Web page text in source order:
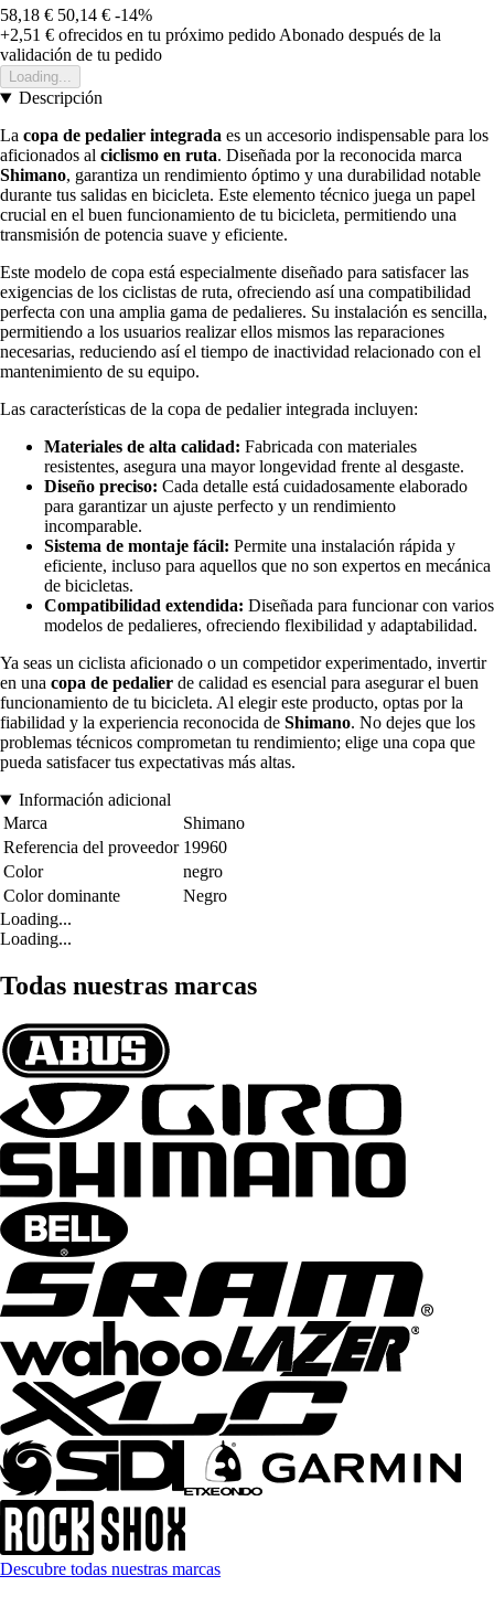
58,18 € 50,14 € -14%
+2,51 € ofrecidos en tu próximo pedido Abonado después de la
validación de tu pedido
Loading...
Descripción
La copa de pedalier integrada es un accesorio indispensable para los
aficionados al ciclismo en ruta. Diseñada por la reconocida marca
Shimano, garantiza un rendimiento óptimo y una durabilidad notable
durante tus salidas en bicicleta. Este elemento técnico juega un papel
crucial en el buen funcionamiento de tu bicicleta, permitiendo una
transmisión de potencia suave y eficiente.
Este modelo de copa está especialmente diseñado para satisfacer las
exigencias de los ciclistas de ruta, ofreciendo así una compatibilidad
perfecta con una amplia gama de pedalieres. Su instalación es sencilla,
permitiendo a los usuarios realizar ellos mismos las reparaciones
necesarias, reduciendo así el tiempo de inactividad relacionado con el
mantenimiento de su equipo.
Las características de la copa de pedalier integrada incluyen:
Materiales de alta calidad: Fabricada con materiales
resistentes, asegura una mayor longevidad frente al desgaste.
Diseño preciso: Cada detalle está cuidadosamente elaborado
para garantizar un ajuste perfecto y un rendimiento
incomparable.
Sistema de montaje fácil: Permite una instalación rápida y
eficiente, incluso para aquellos que no son expertos en mecánica
de bicicletas.
Compatibilidad extendida: Diseñada para funcionar con varios
modelos de pedalieres, ofreciendo flexibilidad y adaptabilidad.
Ya seas un ciclista aficionado o un competidor experimentado, invertir
en una copa de pedalier de calidad es esencial para asegurar el buen
funcionamiento de tu bicicleta. Al elegir este producto, optas por la
fiabilidad y la experiencia reconocida de Shimano. No dejes que los
problemas técnicos comprometan tu rendimiento; elige una copa que
pueda satisfacer tus expectativas más altas.
Información adicional
Marca
Shimano
Referencia del proveedor 19960
Color
negro
Color dominante
Negro
Loading...
Loading...
Todas nuestras marcas
Descubre todas nuestras marcas